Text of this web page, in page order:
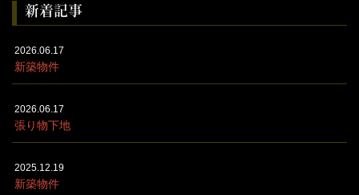
新着記事
2026.06.17
新築物件
2026.06.17
張り物下地
2025.12.19
新築物件